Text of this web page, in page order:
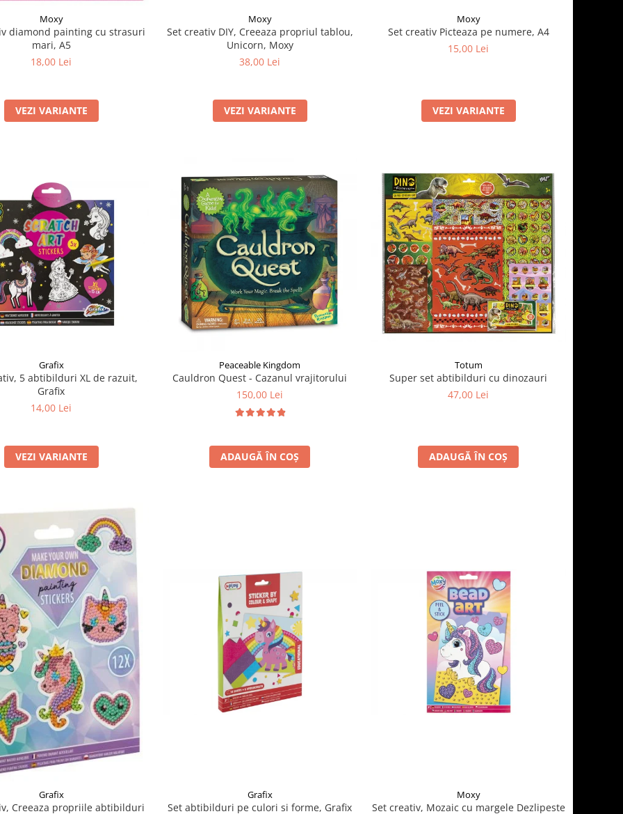
Moxy
diamond painting cu strasuri
mari, A5
18,00 Lei
VEZI VARIANTE
Moxy
Set creativ DIY, Creeaza propriul tablou,
Unicorn, Moxy
38,00 Lei
VEZI VARIANTE
Moxy
Set creativ Picteaza pe numere, A4
15,00 Lei
VEZI VARIANTE
Grafix
5 abtibilduri XL de razuit,
Grafix
14,00 Lei
VEZI VARIANTE
Peaceable Kingdom
Cauldron Quest - Cazanul vrajitorului
150,00 Lei
ADAUGĂ ÎN COȘ
Totum
Super set abtibilduri cu dinozauri
47,00 Lei
ADAUGĂ ÎN COȘ
Grafix
Creeaza propriile abtibilduri
Grafix
Set abtibilduri pe culori si forme, Grafix
Moxy
Set creativ, Mozaic cu margele Dezlipeste